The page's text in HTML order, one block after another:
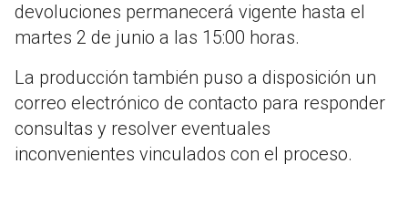
devoluciones permanecerá vigente hasta el
martes 2 de junio a las 15:00 horas.
La producción también puso a disposición un
correo electrónico de contacto para responder
consultas y resolver eventuales
inconvenientes vinculados con el proceso.